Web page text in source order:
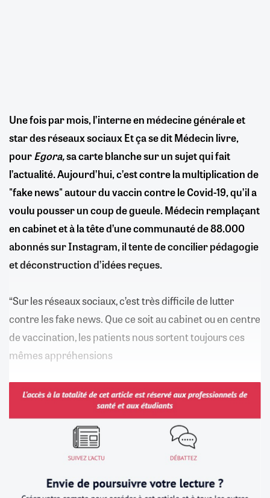
Une fois par mois, l’interne en médecine générale et
star des réseaux sociaux Et ça se dit Médecin livre,
pourEgora,sa carte blanche sur un sujet qui fait
l’actualité. Aujourd’hui, c’est contre la multiplication de
"fake news" autour du vaccin contre le Covid-19, qu’il a
voulu pousser un coup de gueule. Médecin remplaçant
en cabinet et à la tête d’une communauté de 88.000
abonnés sur Instagram, il tente de concilier pédagogie
et déconstruction d’idées reçues.
“Sur les réseaux sociaux, c’est très difficile de lutter
contre les fake news. Que ce soit au cabinet ou en centre
de vaccination, les patients nous sortent toujours ces
mêmes appréhensions